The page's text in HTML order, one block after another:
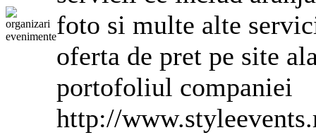
foto si multe alte
oferta de pret pe site
portofoliul companiei
http://